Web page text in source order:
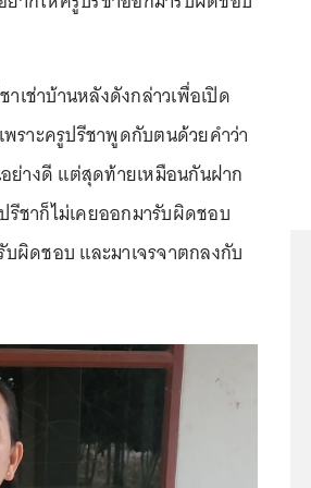
เช่าบ้านหลังดังกล่าวเพื่อเปิด
พราะครูปรีชาพูดกับตนด้วยคำว่า
ย่างดี แต่สุดท้ายเหมือนกันฝาก
รีชาก็ไม่เคยออกมารับผิดชอบ
ผิดชอบ และมาเจรจาตกลงกับ